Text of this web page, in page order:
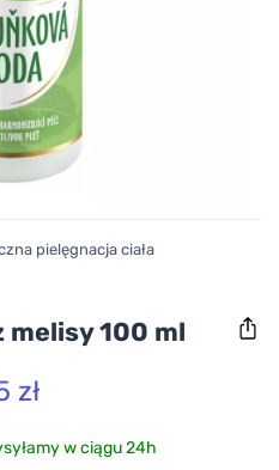
pielęgnacja ciała
melisy 100 ml
zł
w ciągu 24h